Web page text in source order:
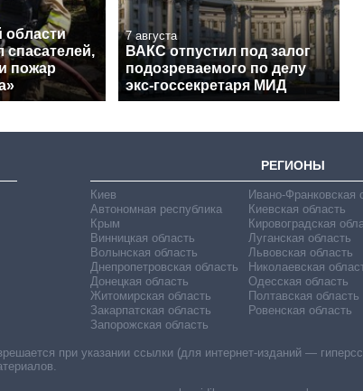
области
спасателей,
пожар
7 августа
ВАКС отпустил под залог
подозреваемого по делу
экс-госсекретаря МИД
РЕГИОНЫ
Киев
Автономная республика
Крым
Винницкая область
Волынская область
Днепропетровская область
Донецкая область
Житомирская область
Закарпатская область
Запорожская область
Ивано-Франковская
Киевская область
Кировоградская
Луганская область
Львовская область
Николаевская
Одесская область
Полтавская область
Ровенская область
при указании ссылки (для интернет-изданий —